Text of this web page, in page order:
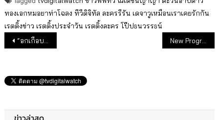
ทองเอกหมอยาท่าโฉลง ทีวีดิจิทัล ละครรีรัน เดจาวูเหมือนเราเคยรักกัน
เรตติ้งข่าว เรตติ้งประจำวัน เรตติ้งละคร โป๊ปธนวรรธน์
แนะแนวเรื่อง
“อกเกือบหัก แอบรักคุณสามี” เรตติ้งเปิดตัวดีสุดของช่อง 3 ปีนี้ (21 เม.ย. 63) New Programs